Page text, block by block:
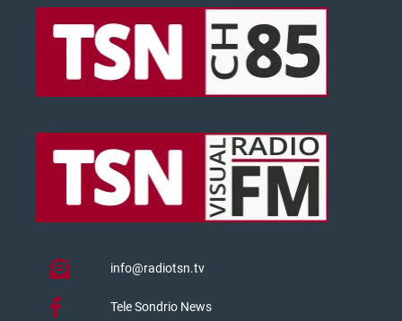
info@radiotsn.tv
Tele Sondrio News